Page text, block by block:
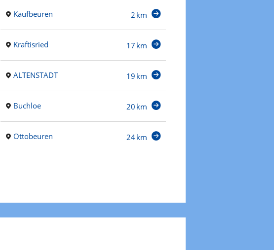
Kaufbeuren 2 km
Kraftisried 17 km
ALTENSTADT 19 km
Buchloe 20 km
Ottobeuren 24 km